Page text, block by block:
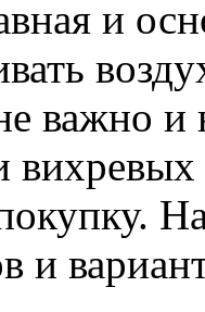
и
важно и
и